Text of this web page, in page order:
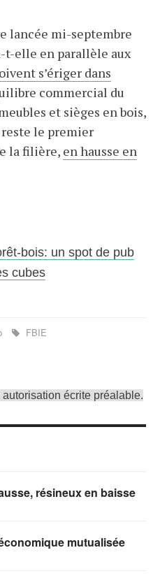
lancée mi-septembre
t-elle en parallèle aux
s’ériger dans
commercial du
et sièges en bois,
le premier
la filière, en hausse en
bois: un spot de pub
cubes
FBIE
écrite préalable.
résineux en baisse
mutualisée